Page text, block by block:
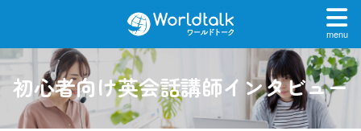
menu
初心者向け英会話講師インタビュー